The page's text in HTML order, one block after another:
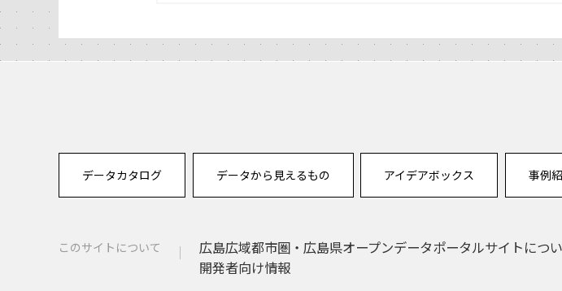
データカタログ データから見えるもの アイデアボックス 事例
このサイトについて 広島広域都市圏・広島県オープンデータポータルサイトにつ
開発者向け情報